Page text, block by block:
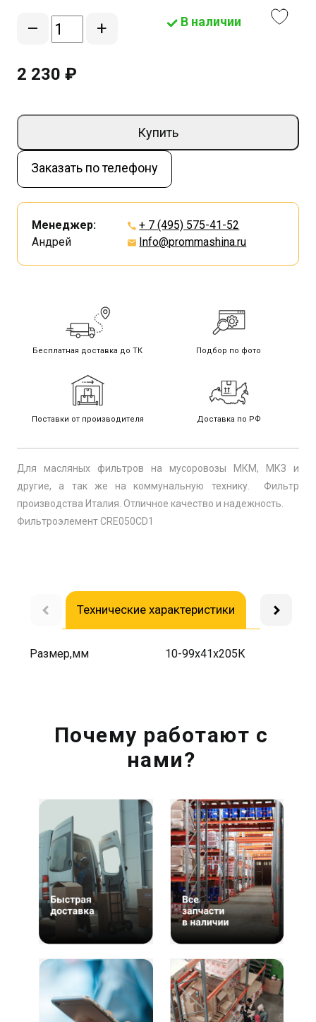
– + В наличии
2 230 ₽
Купить
Заказать по телефону
Менеджер:
Андрей
+ 7 (495) 575-41-52
Info@prommashina.ru
Бесплатная доставка до ТК Подбор по фото
Поставки от производителя Доставка по РФ
Для масляных фильтров на мусоровозы МКМ, МКЗ и
другие, а так же на коммунальную технику. Фильтр
производства Италия. Отличное качество и надежность.
Фильтроэлемент CRE050CD1
Технические характеристики
Размер,мм 10-99х41х205К
Почему работают с
нами?